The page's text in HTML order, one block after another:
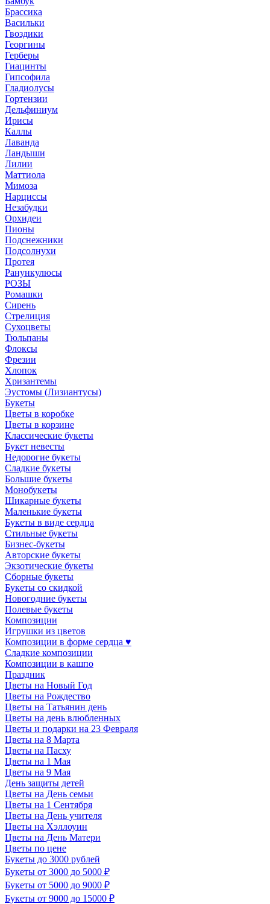
Брассика
Васильки
Гвоздики
Георгины
Герберы
Гиацинты
Гипсофила
Гладиолусы
Гортензии
Дельфиниум
Ирисы
Каллы
Лаванда
Ландыши
Лилии
Маттиола
Мимоза
Нарциссы
Незабудки
Орхидеи
Пионы
Подснежники
Подсолнухи
Протея
Ранункулюсы
РОЗЫ
Ромашки
Сирень
Стрелиция
Сухоцветы
Тюльпаны
Флоксы
Фрезии
Хлопок
Хризантемы
Эустомы (Лизиантусы)
Букеты
Цветы в коробке
Цветы в корзине
Классические букеты
Букет невесты
Недорогие букеты
Сладкие букеты
Большие букеты
Монобукеты
Шикарные букеты
Маленькие букеты
Букеты в виде сердца
Стильные букеты
Бизнес-букеты
Авторские букеты
Экзотические букеты
Сборные букеты
Букеты со скидкой
Новогодние букеты
Полевые букеты
Композиции
Игрушки из цветов
Композиции в форме сердца ♥
Сладкие композиции
Композиции в кашпо
Праздник
Цветы на Новый Год
Цветы на Рождество
Цветы на Татьянин день
Цветы на день влюбленных
Цветы и подарки на 23 Февраля
Цветы на 8 Марта
Цветы на Пасху
Цветы на 1 Мая
Цветы на 9 Мая
День защиты детей
Цветы на День семьи
Цветы на 1 Сентября
Цветы на День учителя
Цветы на Хэллоуин
Цветы на День Матери
Цветы по цене
Букеты до 3000 рублей
Букеты от 3000 до 5000 ₽
Букеты от 5000 до 9000 ₽
Букеты от 9000 до 15000 ₽